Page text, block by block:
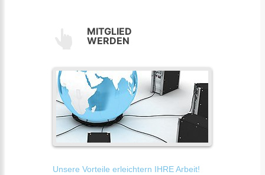
MITGLIED
WERDEN
Unsere Vorteile erleichtern IHRE Arbeit!